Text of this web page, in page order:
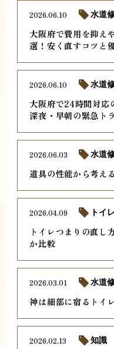
大阪府で費用を抑え
選！安く直すコツと
2026.06.10 水道
大阪府で24時間対応
深夜・早朝の緊急ト
2026.06.10 水道
道具の性能から考え
2026.06.03 水道
トイレつまりの直し
か比較
2026.04.09 トイレ
神は細部に宿るトイ
2026.03.01 水道
2026.02.13 知識